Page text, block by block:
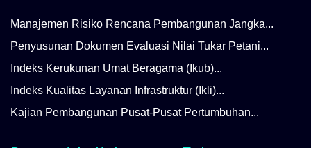
Manajemen Risiko Rencana Pembangunan Jangka...
Penyusunan Dokumen Evaluasi Nilai Tukar Petani...
Indeks Kerukunan Umat Beragama (Ikub)...
Indeks Kualitas Layanan Infrastruktur (Ikli)...
Kajian Pembangunan Pusat-Pusat Pertumbuhan...